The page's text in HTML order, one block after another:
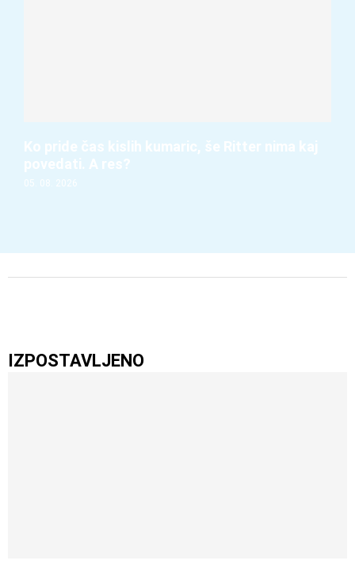
Ko pride čas kislih kumaric, še Ritter nima kaj
povedati. A res?
05. 08. 2026
IZPOSTAVLJENO